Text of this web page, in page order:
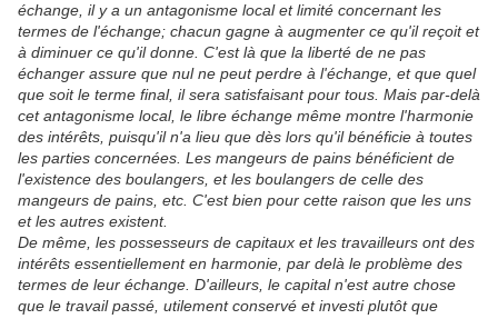
échange, il y a un antagonisme local et limité concernant les
termes de l'échange; chacun gagne à augmenter ce qu'il reçoit et
à diminuer ce qu'il donne. C'est là que la liberté de ne pas
échanger assure que nul ne peut perdre à l'échange, et que quel
que soit le terme final, il sera satisfaisant pour tous. Mais par-delà
cet antagonisme local, le libre échange même montre l'harmonie
des intérêts, puisqu'il n'a lieu que dès lors qu'il bénéficie à toutes
les parties concernées. Les mangeurs de pains bénéficient de
l'existence des boulangers, et les boulangers de celle des
mangeurs de pains, etc. C'est bien pour cette raison que les uns
et les autres existent.
De même, les possesseurs de capitaux et les travailleurs ont des
intérêts essentiellement en harmonie, par delà le problème des
termes de leur échange. D'ailleurs, le capital n'est autre chose
que le travail passé, utilement conservé et investi plutôt que